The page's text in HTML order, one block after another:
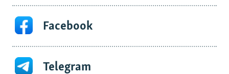
Facebook
Telegram